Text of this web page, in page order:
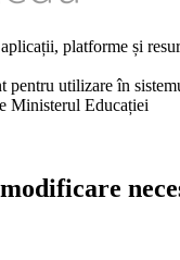
platforme și
pentru utilizare în
Ministerul Educației